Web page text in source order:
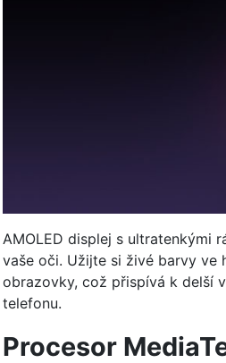
AMOLED displej s ultratenkými
vaše oči. Užijte si živé barvy ve
obrazovky, což přispívá k delší
telefonu.
Procesor